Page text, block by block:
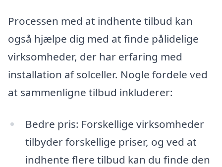
Processen med at indhente tilbud kan
også hjælpe dig med at finde pålidelige
virksomheder, der har erfaring med
installation af solceller. Nogle fordele ved
at sammenligne tilbud inkluderer:
Bedre pris: Forskellige virksomheder
tilbyder forskellige priser, og ved at
indhente flere tilbud kan du finde den